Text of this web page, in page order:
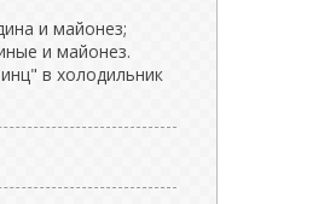
и майонез;
и майонез.
в холодильник